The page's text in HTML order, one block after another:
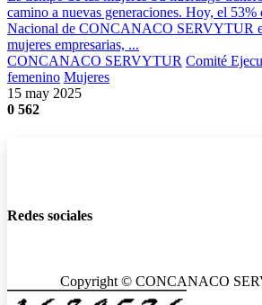
camino a nuevas generaciones. Hoy, el
Nacional de CONCANACO SERVYTUR
mujeres empresarias, ...
CONCANACO SERVYTUR Comité
femenino Mujeres
15 may 2025
0 562
Redes sociales
Copyright © CONCANACO